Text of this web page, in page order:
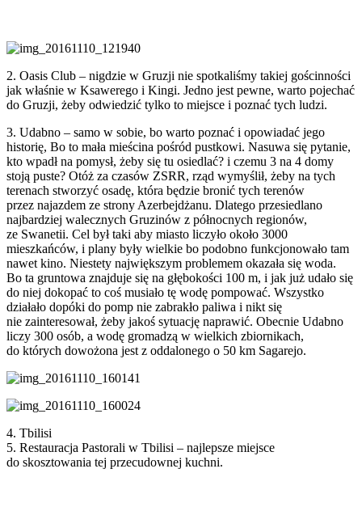
2. Oasis Club – nigdzie w Gruzji nie spotkaliśmy takiej gościnności
jak właśnie w Ksawerego i Kingi. Jedno jest pewne, warto pojechać
do Gruzji, żeby odwiedzić tylko to miejsce i poznać tych ludzi.
3. Udabno – samo w sobie, bo warto poznać i opowiadać jego
historię, Bo to mała mieścina pośród pustkowi. Nasuwa się pytanie,
kto wpadł na pomysł, żeby się tu osiedlać? i czemu 3 na 4 domy
stoją puste? Otóż za czasów ZSRR, rząd wymyślił, żeby na tych
terenach stworzyć osadę, która będzie bronić tych terenów
przez najazdem ze strony Azerbejdżanu. Dlatego przesiedlano
najbardziej walecznych Gruzinów z północnych regionów,
ze Swanetii. Cel był taki aby miasto liczyło około 3000
mieszkańców, i plany były wielkie bo podobno funkcjonowało tam
nawet kino. Niestety największym problemem okazała się woda.
Bo ta gruntowa znajduje się na głębokości 100 m, i jak już udało się
do niej dokopać to coś musiało tę wodę pompować. Wszystko
działało dopóki do pomp nie zabrakło paliwa i nikt się
nie zainteresował, żeby jakoś sytuację naprawić. Obecnie Udabno
liczy 300 osób, a wodę gromadzą w wielkich zbiornikach,
do których dowożona jest z oddalonego o 50 km Sagarejo.
4. Tbilisi
5. Restauracja Pastorali w Tbilisi – najlepsze miejsce
do skosztowania tej przecudownej kuchni.